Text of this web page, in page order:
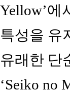
Yellow’에
특성을 유
유래한 단
‘Seiko no